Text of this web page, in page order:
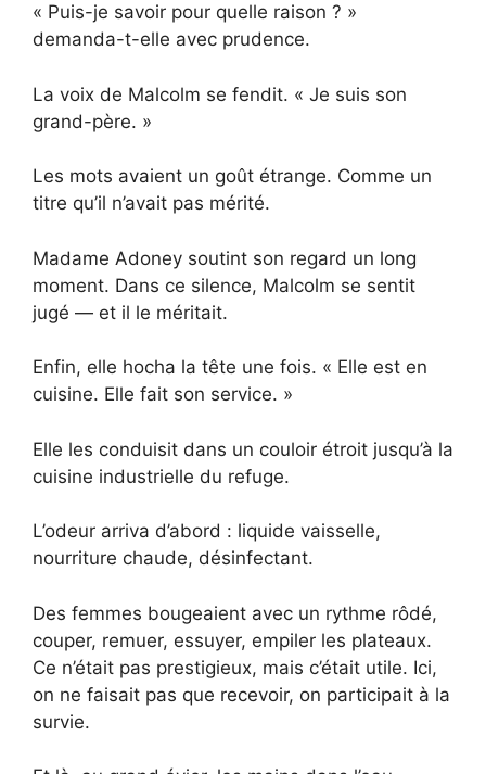
« Puis-je savoir pour quelle raison ? »
demanda-t-elle avec prudence.
La voix de Malcolm se fendit. « Je suis son
grand-père. »
Les mots avaient un goût étrange. Comme un
titre qu’il n’avait pas mérité.
Madame Adoney soutint son regard un long
moment. Dans ce silence, Malcolm se sentit
jugé — et il le méritait.
Enfin, elle hocha la tête une fois. « Elle est en
cuisine. Elle fait son service. »
Elle les conduisit dans un couloir étroit jusqu’à la
cuisine industrielle du refuge.
L’odeur arriva d’abord : liquide vaisselle,
nourriture chaude, désinfectant.
Des femmes bougeaient avec un rythme rôdé,
couper, remuer, essuyer, empiler les plateaux.
Ce n’était pas prestigieux, mais c’était utile. Ici,
on ne faisait pas que recevoir, on participait à la
survie.